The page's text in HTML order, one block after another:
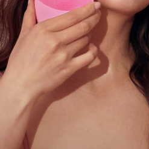
issa™ Teeth Whitening Set
FAQ™ Dual LED Panel
热门产品
发货国家
英国
西班牙